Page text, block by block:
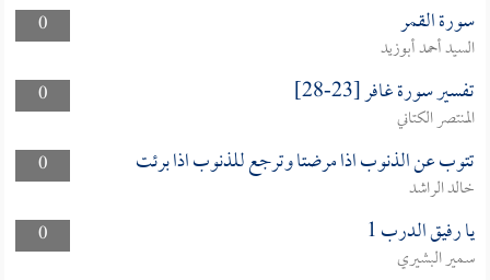
0
سورة القمر
السيد أحمد أبوزيد
0
تفسير سورة غافر [23-28]
المنتصر الكتاني
0
تتوب عن الذنوب اذا مرضتا وترجع للذنوب اذا برئت
خالد الراشد
0
يا رفيق الدرب 1
سمير البشيري